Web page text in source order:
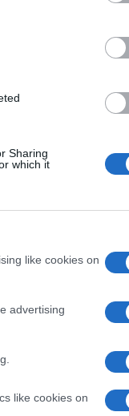
Sharing
which it
like cookies on
advertising
like cookies on
chi
alle
per